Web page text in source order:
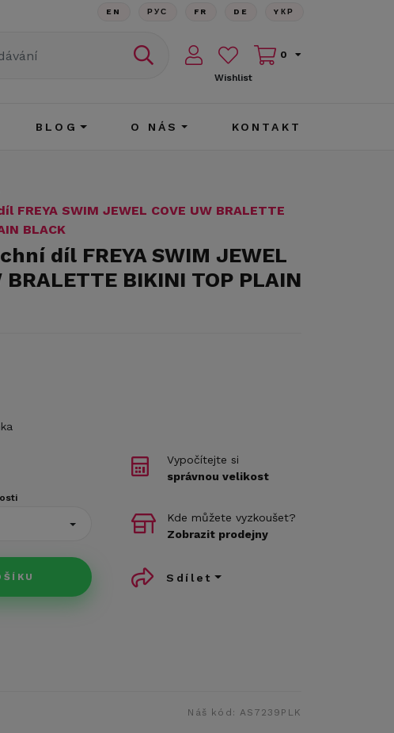
EN РУС FR DE YКР
Wishlist
0
BLOG O NÁS KONTAKT
FREYA SWIM JEWEL COVE UW BRALETTE
BLACK
díl FREYA SWIM JEWEL
BRALETTE BIKINI TOP PLAIN
Vypočítejte si
správnou velikost
Kde můžete vyzkoušet?
Zobrazit prodejny
Sdílet
Náš kód:AS7239PLK